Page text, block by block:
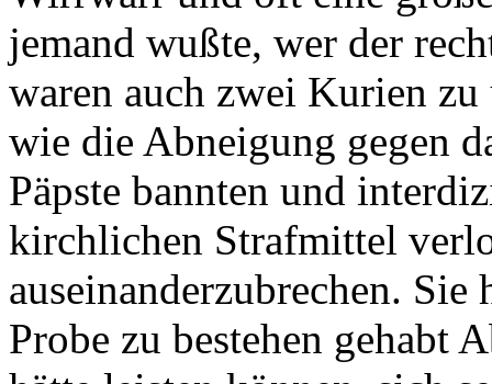
jemand wußte, wer der
waren auch zwei Kurien
wie die Abneigung gegen
Päpste bannten und
kirchlichen Strafmittel
auseinanderzubrechen.
Probe zu bestehen gehabt